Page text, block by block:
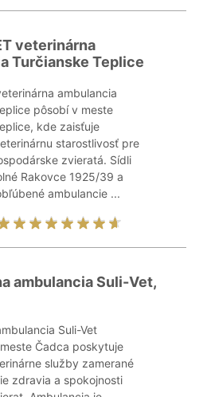
veterinárna
Turčianske Teplice
ambulancia
pôsobí v meste
kde zaisťuje
starostlivosť pre
zvieratá. Sídli
Rakovce 1925/39 a
ambulancie ...
ambulancia Suli-Vet,
Suli-Vet
Čadca poskytuje
služby zamerané
zdravia a spokojnosti